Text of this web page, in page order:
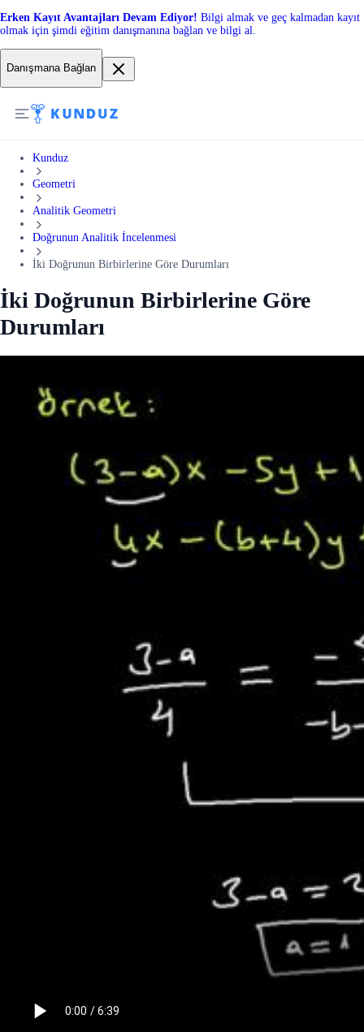
Erken Kayıt Avantajları Devam Ediyor! Bilgi almak ve geç kalmadan kayıt
olmak için şimdi eğitim danışmanına bağlan ve bilgi al.
Danışmana Bağlan
Kunduz
Geometri
Analitik Geometri
Doğrunun Analitik İncelenmesi
İki Doğrunun Birbirlerine Göre Durumları
İki Doğrunun Birbirlerine Göre
Durumları